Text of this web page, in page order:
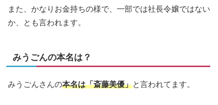
また、かなりお金持ちの様で、一部では社長令嬢ではない
か、とも言われます。
みうごんの本名は？
みうごんさんの本名は「斎藤美優」と言われてます。